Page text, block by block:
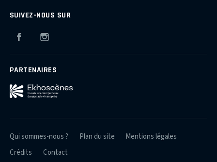
SUIVEZ-NOUS SUR
Facebook
PARTENAIRES
Qui sommes-nous ? Plan du site
Mentions légales
Crédits
Contact